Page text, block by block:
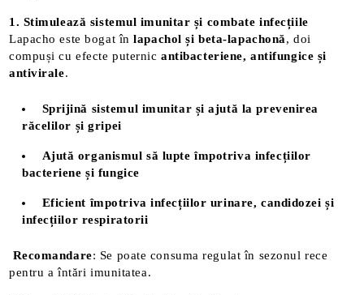
1. Stimulează sistemul imunitar și combate infecțiile
Lapacho este bogat înlapachol și beta-lapachonă, doi
compuși cu efecte puternicantibacteriene, antifungice și
antivirale.
Sprijină sistemul imunitar și ajută la prevenirea
răcelilor și gripei
Ajută organismul să lupte împotriva infecțiilor
bacteriene și fungice
Eficient împotriva infecțiilor urinare, candidozei și
infecțiilor respiratorii
Recomandare: Se poate consuma regulat în sezonul rece
pentru a întări imunitatea.